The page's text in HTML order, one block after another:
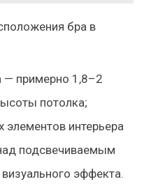
бра в
— примерно 1,8–2
потолка;
интерьера
подсвечиваемым
эффекта.